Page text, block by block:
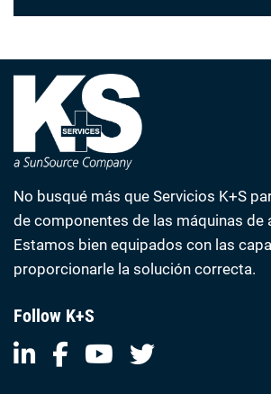
No busqué más que Servicios K+S
de componentes de las máquinas de
Estamos bien equipados con las
proporcionarle la solución correcta.
Follow K+S